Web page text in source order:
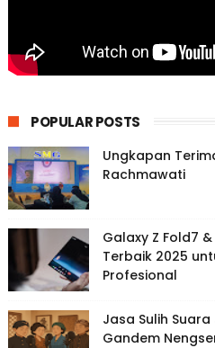
POPULAR POSTS
Ungkapan
Rachmawati
Galaxy Z Fold7
Terbaik 2025
Profesional
Jasa Sulih
Gandem